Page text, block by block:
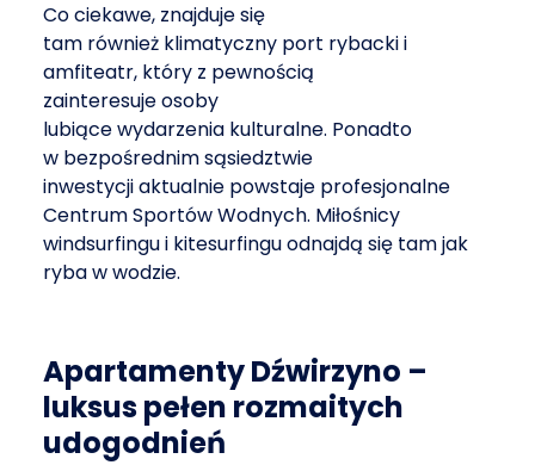
Co ciekawe, znajduje się
tam również klimatyczny port rybacki i
amfiteatr, który z pewnością
zainteresuje osoby
lubiące wydarzenia kulturalne. Ponadto
w bezpośrednim sąsiedztwie
inwestycji aktualnie powstaje profesjonalne
Centrum Sportów Wodnych. Miłośnicy
windsurfingu i kitesurfingu odnajdą się tam jak
ryba w wodzie.
Apartamenty Dźwirzyno –
luksus pełen rozmaitych
udogodnień